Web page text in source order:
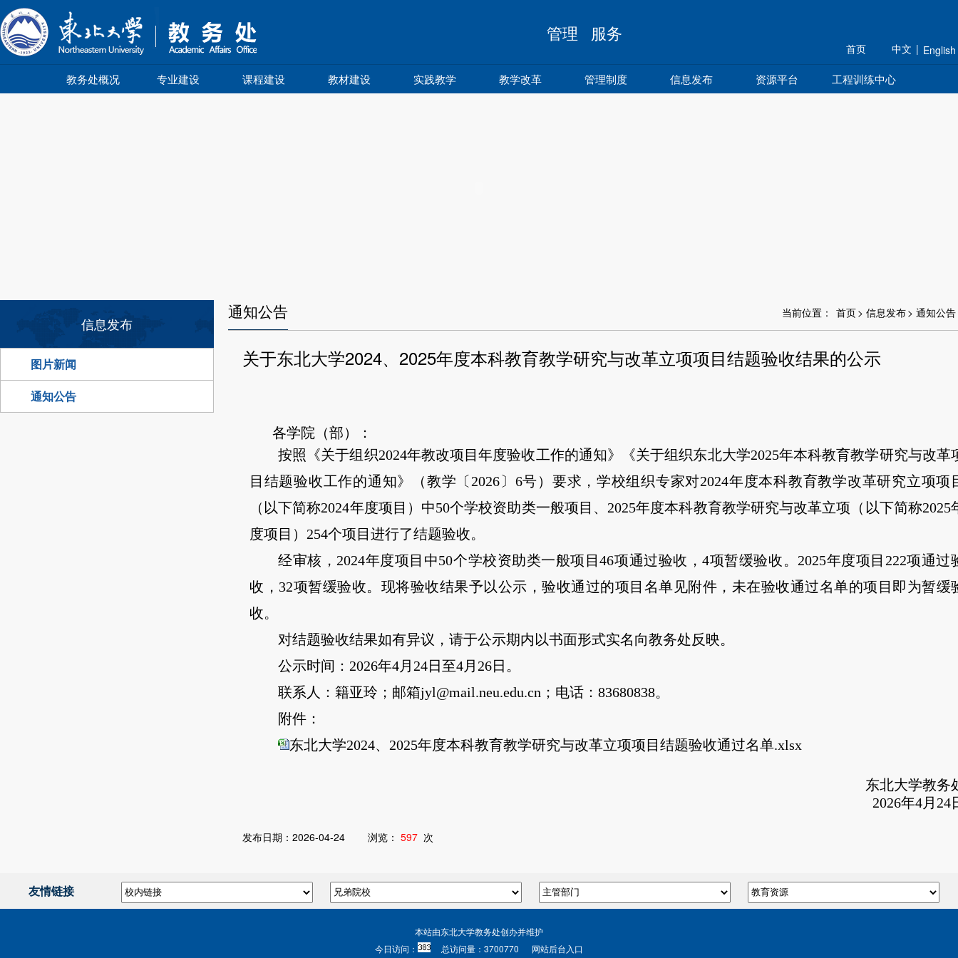
管理 服务 规划 组织 研究 育人
首页 中文 | English
教务处概况 专业建设 课程建设 教材建设 实践教学 教学改革 管理制度 信息发布 资源平台 工程训练中心
信息发布
图片新闻
通知公告
通知公告 当前位置： 首页> 信息发布> 通知公告
关于东北大学2024、2025年度本科教育教学研究与改革立项项目结题验收结果的公示
各学院（部）：
按照《关于组织2024年教改项目年度验收工作的通知》《关于组织东北大学2025年本科教育教学研究与改革
目结题验收工作的通知》（教学〔2026〕6号）要求，学校组织专家对2024年度本科教育教学改革研究立项项
（以下简称2024年度项目）中50个学校资助类一般项目、2025年度本科教育教学研究与改革立项（以下简称2025
度项目）254个项目进行了结题验收。
经审核， 2024年度项目中50个学校资助类一般项目46项通过验收，4项暂缓验收。2025年度项目222项通过
收，32项暂缓验收。现将验收结果予以公示，验收通过的项目名单见附件，未在验收通过名单的项目即为暂缓
收。
对结题验收结果如有异议，请于公示期内以书面形式实名向教务处反映。
公示时间： 2026年4月 24日至4月 26日。
联系人： 籍亚玲 ；邮箱jyl@mail.neu.edu.cn；电话： 83680838。
附件：
东北大学2024、2025年度本科教育教学研究与改革立项项目结题验收通过名单.xlsx
东北大学教务
2026年4月24
发布日期：2026-04-24 浏览： 597 次
友情链接
本站由东北大学教务处创办并维护
今日访问：
总访问量： 3700770 网站后台入口